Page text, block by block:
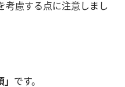
考慮する点に注意しまし
です。